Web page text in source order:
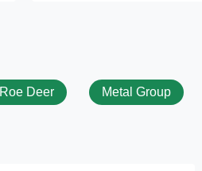
Roe Deer Metal Group